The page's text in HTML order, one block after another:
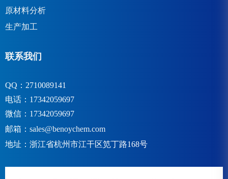
原材料分析
生产加工
联系我们
QQ：2710089141
电话：17342059697
微信：17342059697
邮箱： sales@benoychem.com
地址：浙江省杭州市江干区笕丁路168号